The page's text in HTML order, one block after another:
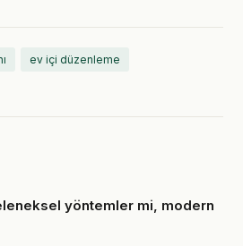
ev içi düzenleme
yöntemler mi, modern